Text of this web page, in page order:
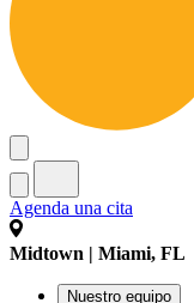
Agenda una cita
Midtown | Miami, FL
Nuestro equipo